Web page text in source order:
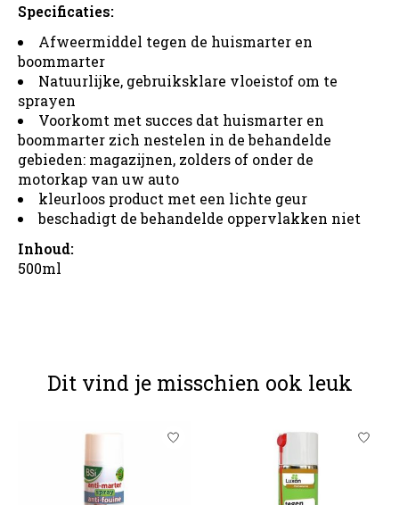
Specificaties:
Afweermiddel tegen de huismarter en
boommarter
Natuurlijke, gebruiksklare vloeistof om te
sprayen
Voorkomt met succes dat huismarter en
boommarter zich nestelen in de behandelde
gebieden: magazijnen, zolders of onder de
motorkap van uw auto
kleurloos product met een lichte geur
beschadigt de behandelde oppervlakken niet
Inhoud:
500ml
Dit vind je misschien ook leuk
Items van productcarrousel